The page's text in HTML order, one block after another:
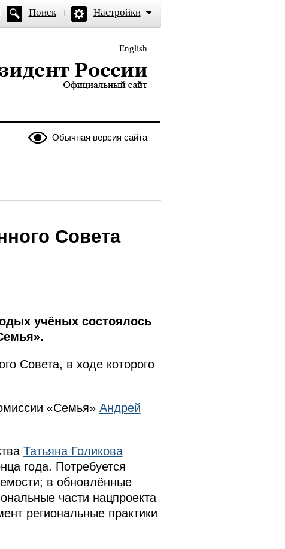
Поиск Настройки
English
— официальный сайт
Обычная версия сайта
Совета
учёных состоялось
Совета, в ходе которого
«Семья» Андрей
Татьяна Голикова
года. Потребуется
в обновлённые
части нацпроекта
региональные практики